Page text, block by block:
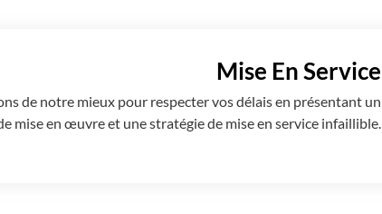
Mise En Service
de notre mieux pour respecter vos délais en présentant un
mise en œuvre et une stratégie de mise en service infaillible.